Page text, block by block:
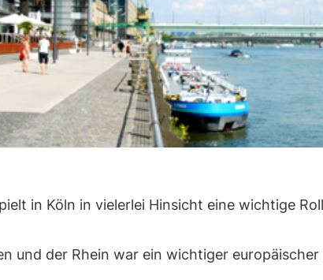
in Köln in vielerlei Hinsicht eine wichtige
und der Rhein war ein wichtiger